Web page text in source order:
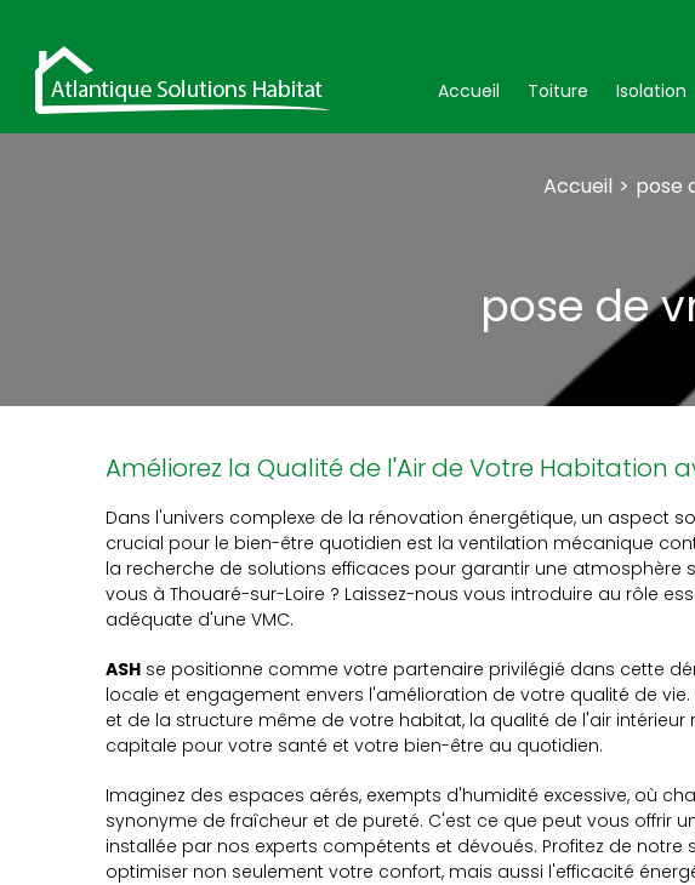
Accueil Toiture Isolation
Accueil pose
pose de
Améliorez la Qualité de l'Air de Votre Habitation
Dans l'univers complexe de la rénovation énergétique, un aspect
crucial pour le bien-être quotidien est la ventilation mécanique
la recherche de solutions efficaces pour garantir une atmosphère
vous à Thouaré-sur-Loire ? Laissez-nous vous introduire au rôle
adéquate d'une VMC.
ASH se positionne comme votre partenaire privilégié dans cette
locale et engagement envers l'amélioration de votre qualité de
et de la structure même de votre habitat, la qualité de l'air
capitale pour votre santé et votre bien-être au quotidien.
Imaginez des espaces aérés, exempts d'humidité excessive, où
synonyme de fraîcheur et de pureté. C'est ce que peut vous offrir
installée par nos experts compétents et dévoués. Profitez de notre
optimiser non seulement votre confort, mais aussi l'efficacité